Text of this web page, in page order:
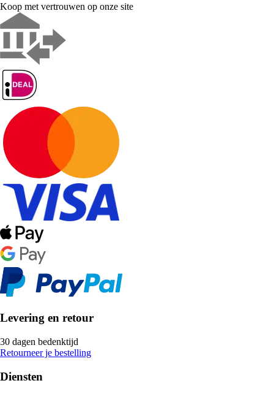
Koop met vertrouwen op onze site
Levering en retour
30 dagen bedenktijd
Retourneer je bestelling
Diensten